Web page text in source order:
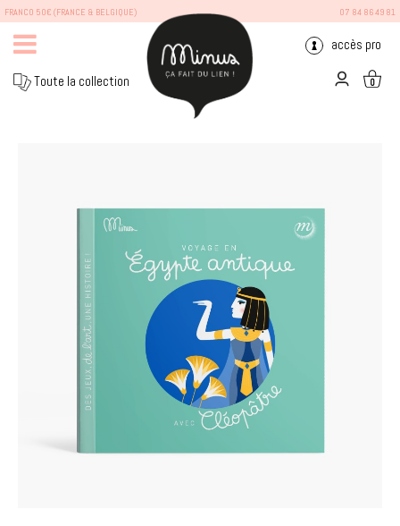
FRANCO 50€ (FRANCE & BELGIQUE) 07 84 86 49 81
Toute la collection
accès pro
0